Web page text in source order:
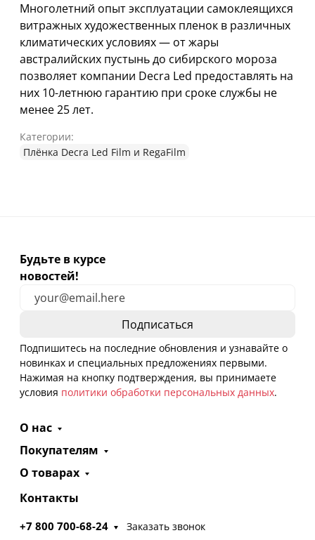
Многолетний опыт эксплуатации самоклеящихся
витражных художественных пленок в различных
климатических условиях — от жары
австралийских пустынь до сибирского мороза
позволяет компании Decra Led предоставлять на
них 10-летнюю гарантию при сроке службы не
менее 25 лет.
Категории:
Плёнка Decra Led Film и RegaFilm
Будьте в курсе
новостей!
Подпишитесь на последние обновления и узнавайте о
новинках и специальных предложениях первыми.
Нажимая на кнопку подтверждения, вы принимаете
условия политики обработки персональных данных.
О нас
Покупателям
О товарах
Контакты
+7 800 700-68-24 Заказать звонок